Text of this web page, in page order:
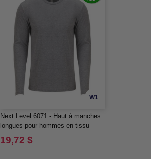
W1
Next Level 6071 - Haut à manches
longues pour hommes en tissu
triblend
19,72 $